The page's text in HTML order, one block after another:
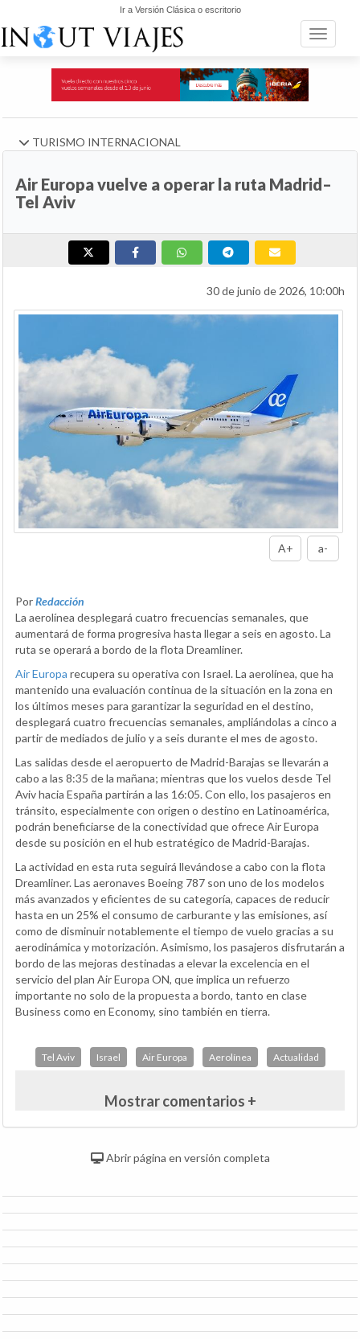
Ir a Versión Clásica o escritorio
Toggle
TURISMO INTERNACIONAL
Air Europa vuelve a operar la ruta Madrid–
Tel Aviv
30 de junio de 2026, 10:00h
A+ a-
PorRedacción
La aerolínea desplegará cuatro frecuencias semanales, que
aumentará de forma progresiva hasta llegar a seis en agosto. La
ruta se operará a bordo de la flota Dreamliner.
Air Europa recupera su operativa con Israel. La aerolínea, que ha
mantenido una evaluación continua de la situación en la zona en
los últimos meses para garantizar la seguridad en el destino,
desplegará cuatro frecuencias semanales, ampliándolas a cinco a
partir de mediados de julio y a seis durante el mes de agosto.
Las salidas desde el aeropuerto de Madrid-Barajas se llevarán a
cabo a las 8:35 de la mañana; mientras que los vuelos desde Tel
Aviv hacia España partirán a las 16:05. Con ello, los pasajeros en
tránsito, especialmente con origen o destino en Latinoamérica,
podrán beneficiarse de la conectividad que ofrece Air Europa
desde su posición en el hub estratégico de Madrid-Barajas.
La actividad en esta ruta seguirá llevándose a cabo con la flota
Dreamliner. Las aeronaves Boeing 787 son uno de los modelos
más avanzados y eficientes de su categoría, capaces de reducir
hasta en un 25% el consumo de carburante y las emisiones, así
como de disminuir notablemente el tiempo de vuelo gracias a su
aerodinámica y motorización. Asimismo, los pasajeros disfrutarán a
bordo de las mejoras destinadas a elevar la excelencia en el
servicio del plan Air Europa ON, que implica un refuerzo
importante no solo de la propuesta a bordo, tanto en clase
Business como en Economy, sino también en tierra.
Tel Aviv Israel Air Europa Aerolínea Actualidad
Mostrar comentarios +
Abrir página en versión completa